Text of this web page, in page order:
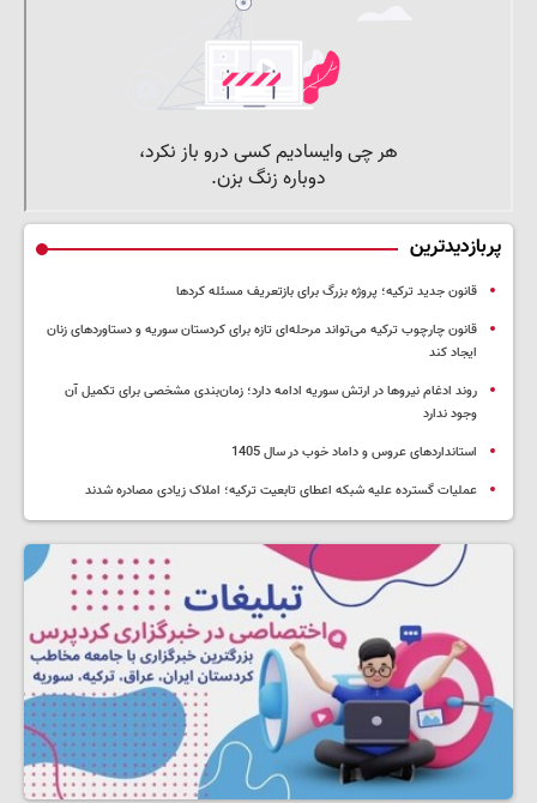
پربازدیدترین
قانون جدید ترکیه؛ پروژه بزرگ‌ برای بازتعریف مسئله کردها
قانون چارچوب ترکیه می‌تواند مرحله‌ای تازه برای کردستان سوریه و دستاوردهای زنان
ایجاد کند
روند ادغام نیروها در ارتش سوریه ادامه دارد؛ زمان‌بندی مشخصی برای تکمیل آن
وجود ندارد
استانداردهای عروس و داماد خوب در سال 1405
عملیات گسترده علیه شبکه اعطای تابعیت ترکیه؛ املاک زیادی مصادره شدند